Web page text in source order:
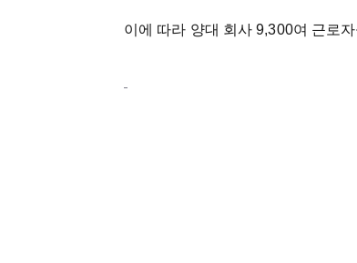
이에 따라 양대 회사 9,300여 근로